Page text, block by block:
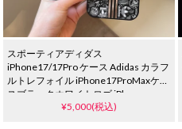
スポーティアディダス
iPhone17/17Pro ケース Adidas カラフ
ルトレフォイル iPhone17ProMaxケー
スブラックホワイトロゴ iPhone
16Pro/15ProMax ケース
¥5,000(税込)